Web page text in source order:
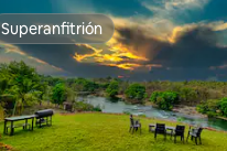
Superanfitrión
Superanfitrión